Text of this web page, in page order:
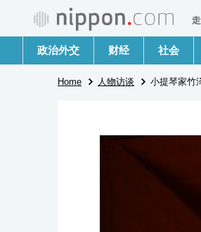
政治外交 财经 社会
Home 人物访谈 小提琴家竹